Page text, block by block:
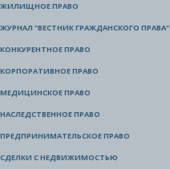
ЖИЛИЩНОЕ ПРАВО
ЖУРНАЛ "ВЕСТНИК ГРАЖДАНСКОГО ПРАВА"
КОНКУРЕНТНОЕ ПРАВО
КОРПОРАТИВНОЕ ПРАВО
МЕДИЦИНСКОЕ ПРАВО
НАСЛЕДСТВЕННОЕ ПРАВО
ПРЕДПРИНИМАТЕЛЬСКОЕ ПРАВО
СДЕЛКИ С НЕДВИЖИМОСТЬЮ